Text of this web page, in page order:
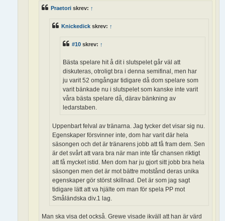
Praetori skrev: ↑
Knickedick skrev: ↑
#10 skrev: ↑
Bästa spelare hit å dit i slutspelet går väl att
diskuteras, otroligt bra i denna semifinal, men har
ju varit 52 omgångar tidigare då dom spelare som
varit bänkade nu i slutspelet som kanske inte varit
våra bästa spelare då, därav bänkning av
ledarstaben.
Uppenbart felval av tränarna. Jag tycker det visar sig nu.
Egenskaper försvinner inte, dom har varit där hela
säsongen och det är tränarens jobb att få fram dem. Sen
är det svårt att vara bra när man inte får chansen riktigt
att få mycket istid. Men dom har ju gjort sitt jobb bra hela
säsongen men det är mot bättre motstånd deras unika
egenskaper gör störst skillnad. Det är som jag sagt
tidigare lätt att va hjälte om man för spela PP mot
Småländska div.1 lag.
Man ska visa det också. Grewe visade ikväll att han är värd